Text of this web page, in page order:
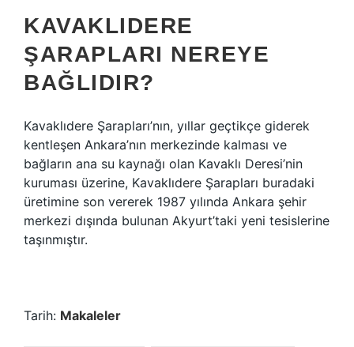
KAVAKLIDERE
ŞARAPLARI NEREYE
BAĞLIDIR?
Kavaklıdere Şarapları’nın, yıllar geçtikçe giderek
kentleşen Ankara’nın merkezinde kalması ve
bağların ana su kaynağı olan Kavaklı Deresi’nin
kuruması üzerine, Kavaklıdere Şarapları buradaki
üretimine son vererek 1987 yılında Ankara şehir
merkezi dışında bulunan Akyurt’taki yeni tesislerine
taşınmıştır.
Tarih: Makaleler